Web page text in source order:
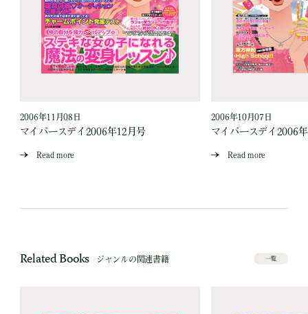
2006年11月08日
マイバースデイ2006年12月号
Read more
2006年10月07日
マイバースデイ2006
Read more
Related Books ジャンルの関連書籍 一覧